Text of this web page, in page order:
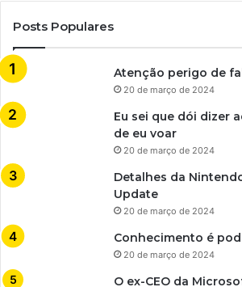
Posts Populares
Atenção perigo de
20 de março de 2024
Eu sei que dói dizer
de eu voar
20 de março de 2024
Detalhes da
Update
20 de março de 2024
Conhecimento é
20 de março de 2024
O ex-CEO da